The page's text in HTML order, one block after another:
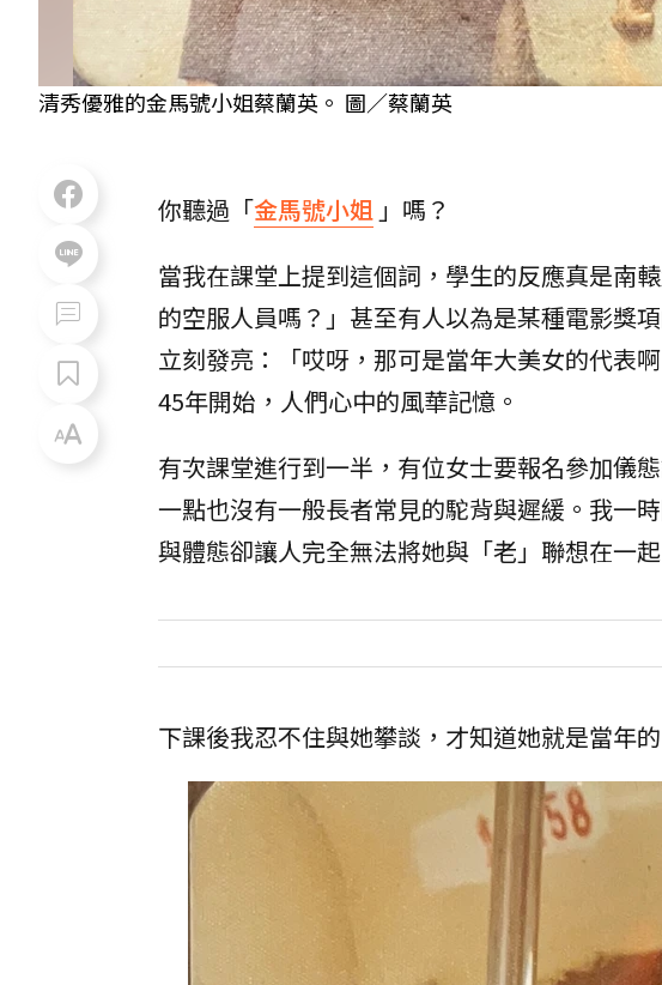
清秀優雅的金馬號小姐蔡蘭英。 圖／蔡蘭英
你聽過「金馬號小姐 」嗎？
當我在課堂上提到這個詞，學生的反應真是南
的空服人員嗎？」甚至有人以為是某種電影獎
立刻發亮：「哎呀，那可是當年大美女的代表
45年開始，人們心中的風華記憶。
有次課堂進行到一半，有位女士要報名參加儀
一點也沒有一般長者常見的駝背與遲緩。我一
與體態卻讓人完全無法將她與「老」聯想在一起
下課後我忍不住與她攀談，才知道她就是當年